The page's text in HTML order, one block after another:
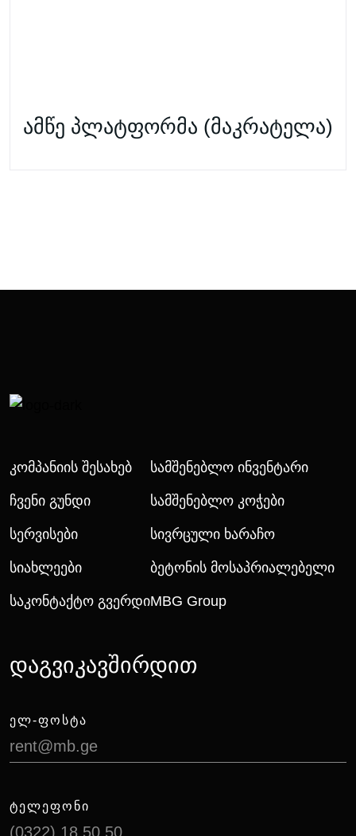
ამწე პლატფორმა (მაკრატელა)
Კომპანიის Შესახებ
Ჩვენი Გუნდი
Სერვისები
Სიახლეები
Საკონტაქტო Გვერდი
Სამშენებლო Ინვენტარი
Სამშენებლო Კოჭები
Სივრცული Ხარაჩო
Ბეტონის Მოსაპრიალებელი
MBG Group
დაგვიკავშირდით
ᲔᲚ-ᲤᲝᲡᲢᲐ
rent@mb.ge
ᲢᲔᲚᲔᲤᲝᲜᲘ
(0322) 18 50 50